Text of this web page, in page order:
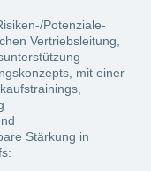
Potenziale-
Vertriebsleitung,
mit einer
Stärkung in